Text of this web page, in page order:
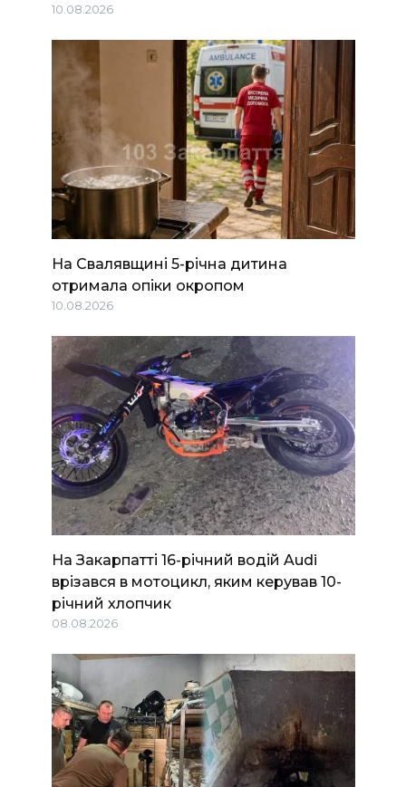
10.08.2026
На Свалявщині 5-річна дитина
отримала опіки окропом
10.08.2026
На Закарпатті 16-річний водій Audi
врізався в мотоцикл, яким керував 10-
річний хлопчик
08.08.2026